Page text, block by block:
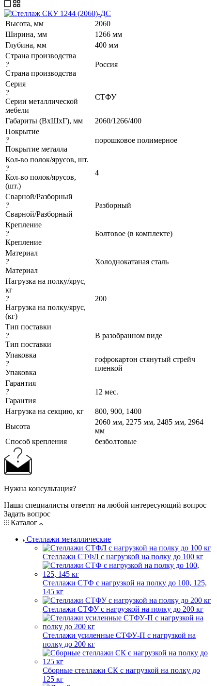
Высота, мм
2060
Ширина, мм
1266 мм
Глубина, мм
400 мм
Страна производства
?
Страна производства
Россия
Серия
?
Серии металлической
мебели
СТФУ
Габариты (ВхШхГ), мм
2060/1266/400
Покрытие
?
Покрытие металла
порошковое полимерное
Кол-во полок/ярусов, шт.
?
Кол-во полок/ярусов,
(шт.)
4
Сварной/Разборный
?
Сварной/Разборный
Разборный
Крепление
?
Крепление
Болтовое (в комплекте)
Материал
?
Материал
Холоднокатаная сталь
Нагрузка на полку/ярус,
кг
?
Нагрузка на полку/ярус,
(кг)
200
Тип поставки
?
Тип поставки
В разобранном виде
Упаковка
?
Упаковка
гофрокартон стянутый стрейч
пленкой
Гарантия
?
Гарантия
12 мес.
Нагрузка на секцию, кг
800, 900, 1400
Высота
2060 мм, 2275 мм, 2485 мм, 2964
мм
Cпособ крепления
безболтовые
Нужна консультация?
Наши специалисты ответят на любой интересующий вопрос
Задать вопрос
Каталог
Стеллажи металлические
Стеллажи СТФЛ с нагрузкой на полку до 100 кг
Стеллажи СТФ с нагрузкой на полку до 100, 125,
145 кг
Стеллажи СТФУ с нагрузкой на полку до 200 кг
Стеллажи усиленные СТФУ-П с нагрузкой на
полку до 200 кг
Сборные стеллажи СК с нагрузкой на полку до
125 кг